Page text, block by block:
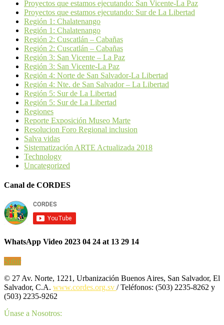
Proyectos que estamos ejecutando: San Vicente-La Paz
Proyectos que estamos ejecutando: Sur de La Libertad
Región 1: Chalatenango
Región 1: Chalatenango
Región 2: Cuscatlán – Cabañas
Región 2: Cuscatlán – Cabañas
Región 3: San Vicente – La Paz
Región 3: San Vicente-La Paz
Región 4: Norte de San Salvador-La Libertad
Región 4: Nte. de San Salvador – La Libertad
Región 5: Sur de La Libertad
Región 5: Sur de La Libertad
Regiones
Reporte Exposición Museo Marte
Resolucion Foro Regional inclusion
Salva vidas
Sistematización ARTE Actualizada 2018
Technology
Uncategorized
Canal de CORDES
WhatsApp Video 2023 04 24 at 13 29 14
Subir
© 27 Av. Norte, 1221, Urbanización Buenos Aires, San Salvador, El
Salvador, C.A. www.cordes.org.sv / Teléfonos: (503) 2235-8262 y
(503) 2235-9262
Únase a Nosotros: